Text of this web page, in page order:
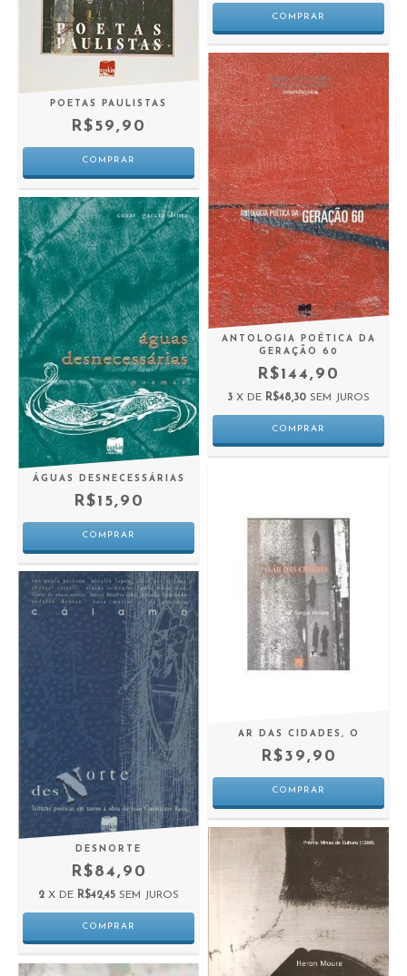
POETAS PAULISTAS
R$59,90
ÁGUAS DESNECESSÁRIAS
R$15,90
ANTOLOGIA POÉTICA DA
GERAÇÃO 60
R$144,90
3 X DE R$48,30 SEM JUROS
DESNORTE
R$84,90
2 X DE R$42,45 SEM JUROS
AR DAS CIDADES, O
R$39,90